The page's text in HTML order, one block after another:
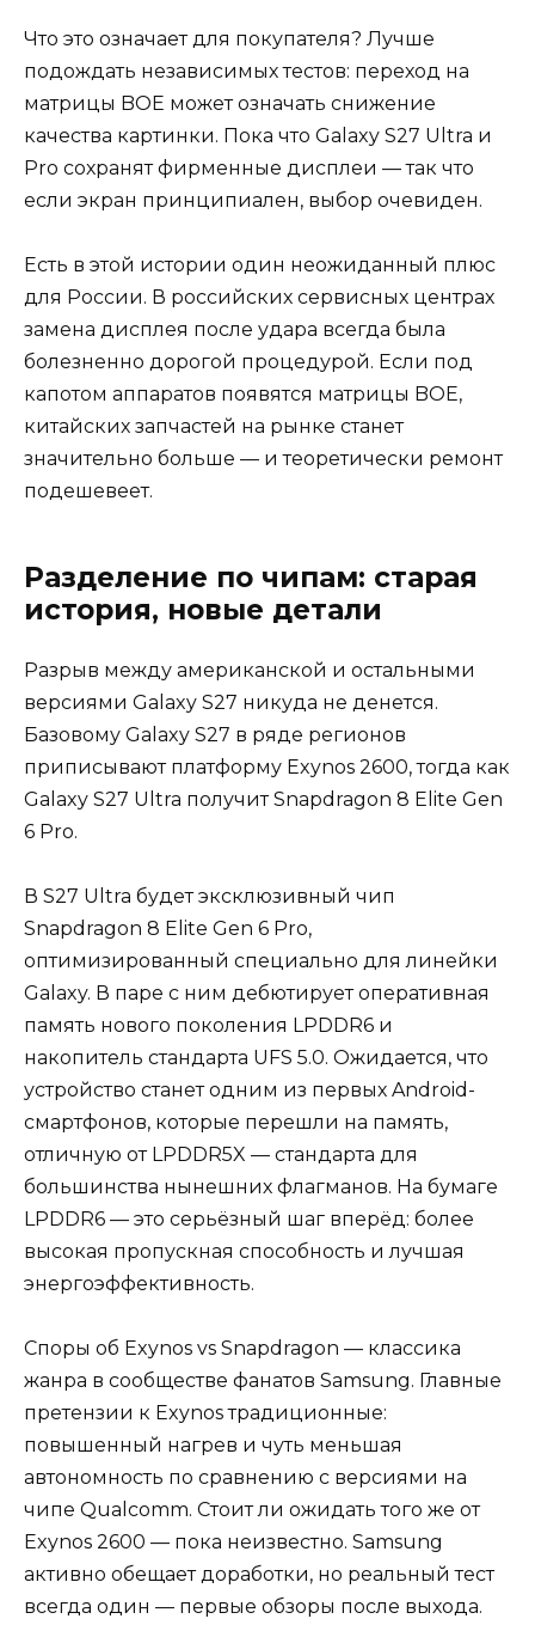
Что это означает для покупателя? Лучше
подождать независимых тестов: переход на
матрицы BOE может означать снижение
качества картинки. Пока что Galaxy S27 Ultra и
Pro сохранят фирменные дисплеи — так что
если экран принципиален, выбор очевиден.
Есть в этой истории один неожиданный плюс
для России. В российских сервисных центрах
замена дисплея после удара всегда была
болезненно дорогой процедурой. Если под
капотом аппаратов появятся матрицы BOE,
китайских запчастей на рынке станет
значительно больше — и теоретически ремонт
подешевеет.
Разделение по чипам: старая
история, новые детали
Разрыв между американской и остальными
версиями Galaxy S27 никуда не денется.
Базовому Galaxy S27 в ряде регионов
приписывают платформу Exynos 2600, тогда как
Galaxy S27 Ultra получит Snapdragon 8 Elite Gen
6 Pro.
В S27 Ultra будет эксклюзивный чип
Snapdragon 8 Elite Gen 6 Pro,
оптимизированный специально для линейки
Galaxy. В паре с ним дебютирует оперативная
память нового поколения LPDDR6 и
накопитель стандарта UFS 5.0. Ожидается, что
устройство станет одним из первых Android-
смартфонов, которые перешли на память,
отличную от LPDDR5X — стандарта для
большинства нынешних флагманов. На бумаге
LPDDR6 — это серьёзный шаг вперёд: более
высокая пропускная способность и лучшая
энергоэффективность.
Споры об Exynos vs Snapdragon — классика
жанра в сообществе фанатов Samsung. Главные
претензии к Exynos традиционные:
повышенный нагрев и чуть меньшая
автономность по сравнению с версиями на
чипе Qualcomm. Стоит ли ожидать того же от
Exynos 2600 — пока неизвестно. Samsung
активно обещает доработки, но реальный тест
всегда один — первые обзоры после выхода.